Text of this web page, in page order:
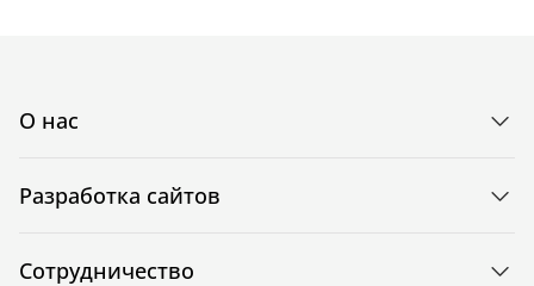
О нас
Разработка сайтов
Сотрудничество